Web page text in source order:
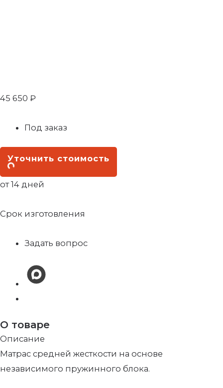
45 650 ₽
Под заказ
Уточнить стоимость
от 14 дней
Срок изготовления
Задать вопрос
О товаре
Описание
Матрас средней жесткости на основе
независимого пружинного блока.